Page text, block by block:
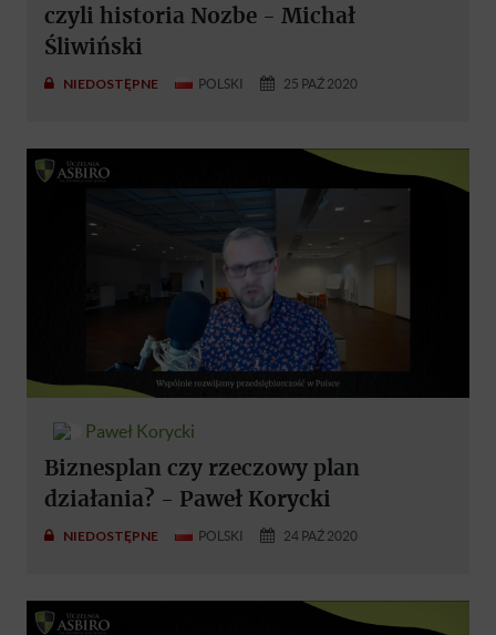
czyli historia Nozbe - Michał
Śliwiński
NIEDOSTĘPNE POLSKI 25 PAŹ 2020
Paweł Korycki
Biznesplan czy rzeczowy plan
działania? - Paweł Korycki
NIEDOSTĘPNE POLSKI 24 PAŹ 2020